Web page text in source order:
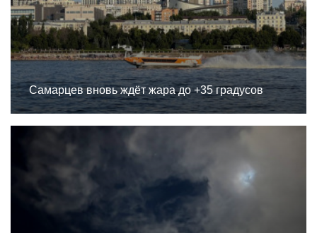
Самарцев вновь ждёт жара до +35 градусов